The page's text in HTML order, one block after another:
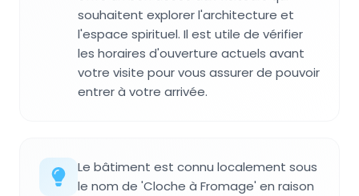
souhaitent explorer l'architecture et
l'espace spirituel. Il est utile de vérifier
les horaires d'ouverture actuels avant
votre visite pour vous assurer de pouvoir
entrer à votre arrivée.
Le bâtiment est connu localement sous
le nom de 'Cloche à Fromage' en raison